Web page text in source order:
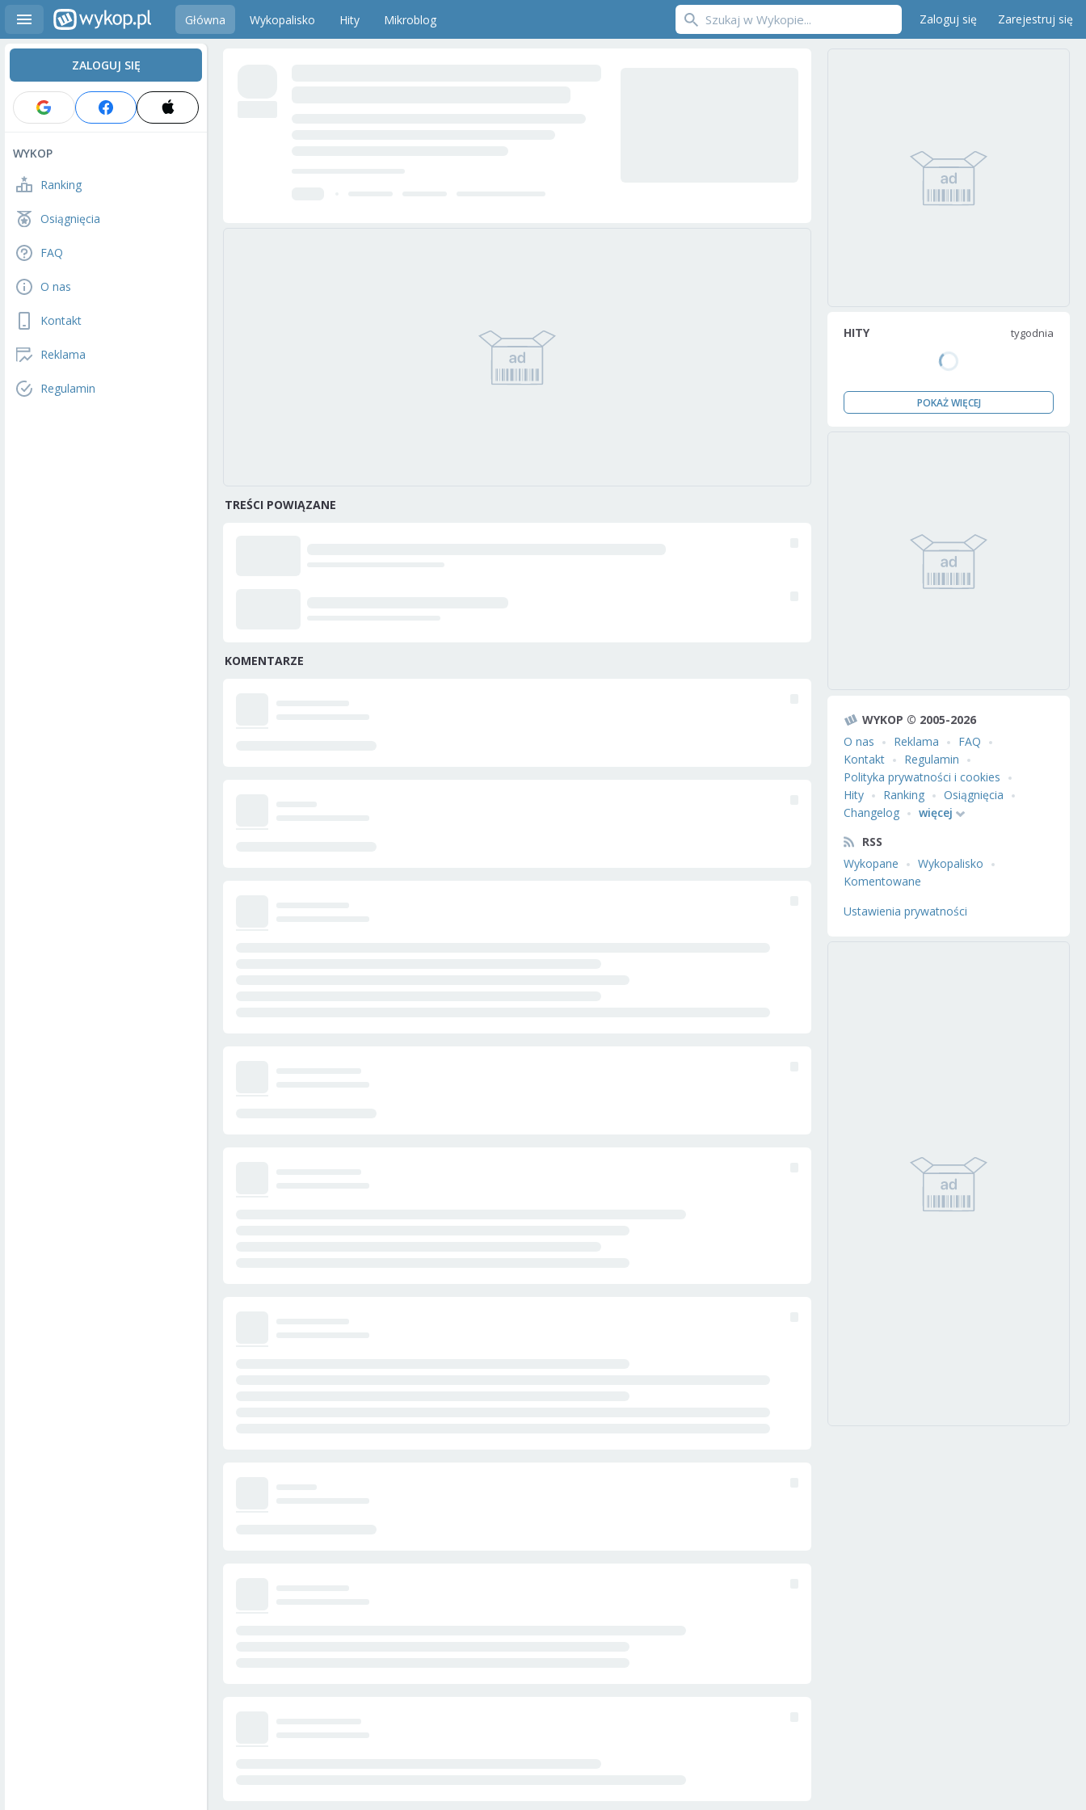
Główna Wykopalisko Hity Mikroblog Zaloguj się Zarejestruj się
ZALOGUJ SIĘ
WYKOP
Ranking
Osiągnięcia
FAQ
O nas
Kontakt
Reklama
Regulamin
TREŚCI POWIĄZANE
KOMENTARZE
HITY tygodnia
POKAŻ WIĘCEJ
WYKOP © 2005-2026
O nas
Reklama
FAQ
Kontakt
Regulamin
Polityka prywatności i cookies
Hity
Ranking
Osiągnięcia
Changelog
więcej
RSS
Wykopane
Wykopalisko
Komentowane
Ustawienia prywatności